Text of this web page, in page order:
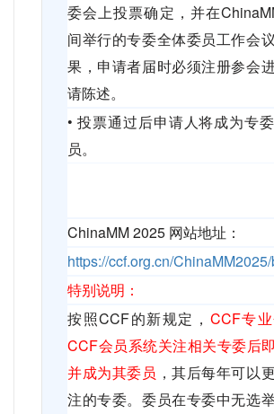
委会上投票确定，并在
间举行的专委全体委员工作会
果，申请者届时必须注册参会
请陈述。
• 投票通过后申请人将成为专
员。
ChinaMM 2025 网站地址：
https://ccf.org.cn/
特别说明：
按照CCF的新规定， CCF专
CCF会员系统关注相关专委后
并成为其委员 ，其后每年可以
注的专委。委员在专委中无选